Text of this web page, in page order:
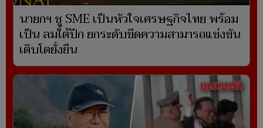
นายกฯ ชู SME เป็นหัวใจเศรษฐกิจไทย พร้อม
เป็น ลมใต้ปีก ยกระดับขีดความสามารถแข่งขัน
เติบโตยั่งยืน